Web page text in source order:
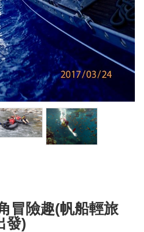
冒險趣(帆船輕旅
發)